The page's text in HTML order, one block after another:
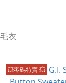
毛衣
💥零碼特賣 💥